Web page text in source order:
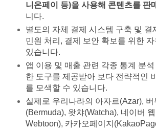
니온페이 등)을 사용해 콘텐츠를 판
니다.
별도의 자체 결제 시스템 구축 및 결
민원 처리, 결제 보안 확보를 위한
있습니다.
앱 이용 및 매출 관련 각종 통계 분
한 도구를 제공받아 보다 전략적인
를 모색할 수 있습니다.
실제로 우리나라의 아자르(Azar), 버
(Bermuda), 왓챠(Watcha), 네이버
Webtoon), 카카오페이지